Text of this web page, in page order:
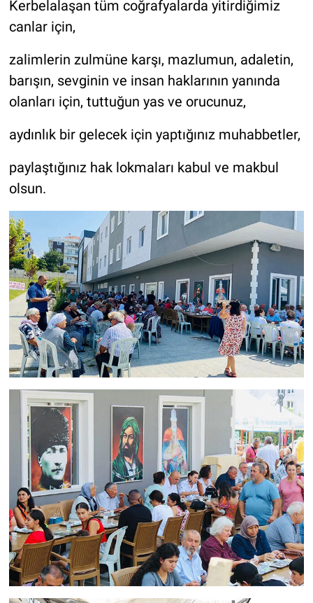
Kerbelalaşan tüm coğrafyalarda yitirdiğimiz
canlar için,
zalimlerin zulmüne karşı, mazlumun, adaletin,
barışın, sevginin ve insan haklarının yanında
olanları için, tuttuğun yas ve orucunuz,
aydınlık bir gelecek için yaptığınız muhabbetler,
paylaştığınız hak lokmaları kabul ve makbul
olsun.